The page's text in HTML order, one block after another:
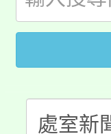
車」
桃
生
公
代理
轉知